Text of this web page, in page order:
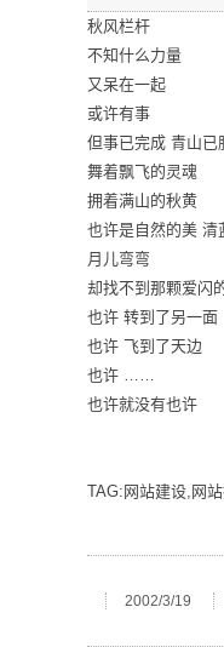
秋风栏杆
不知什么力量
又呆在一起
或许有事
但事已完成 青山已
舞着飘飞的灵魂
拥着满山的秋黄
也许是自然的美 清
月儿弯弯
却找不到那颗爱闪
也许 转到了另一面
也许 飞到了天边
也许 ……
也许就没有也许
TAG:网站建设,网
2002/3/19